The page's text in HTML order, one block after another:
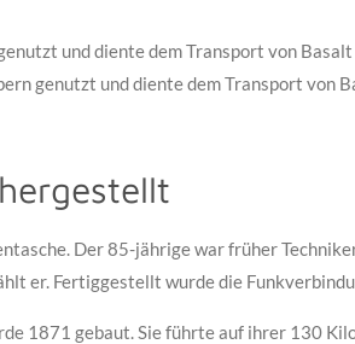
und diente dem Transport von
genutzt und diente dem Transport von
Der 85-jährige war früher
er. Fertiggestellt wurde die
1871 gebaut. Sie führte auf ihrer 130